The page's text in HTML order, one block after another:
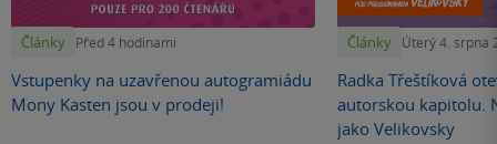
Články Před 4 hodinami
Vstupenky na uzavřenou autogramiádu
Mony Kasten jsou v prodeji!
Články Úterý 4. srpna
Radka Třeštíková
autorskou kapitolu.
jako Velikovsky